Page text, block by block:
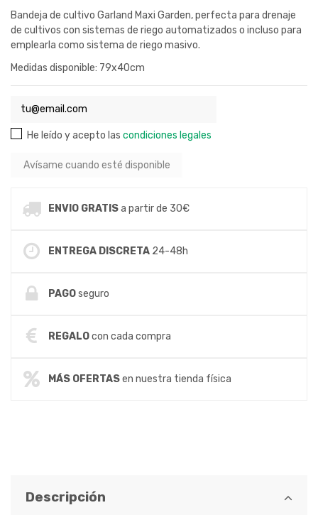
Bandeja de cultivo Garland Maxi Garden, perfecta para drenaje
de cultivos con sistemas de riego automatizados o incluso para
emplearla como sistema de riego masivo.
Medidas disponible: 79x40cm
He leído y acepto las condiciones legales
ENVIO GRATISa partir de 30€
ENTREGA DISCRETA 24-48h
PAGOseguro
REGALOcon cada compra
MÁS OFERTASen nuestra tienda física
Descripción